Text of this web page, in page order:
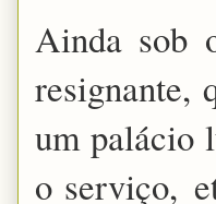
Ainda sob
resignante,
um palácio
o serviço,